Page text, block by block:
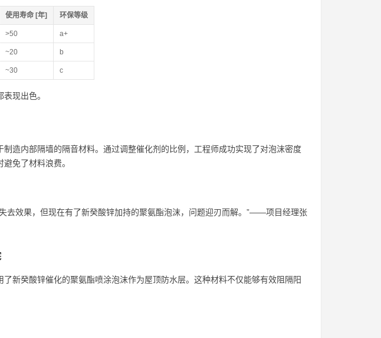
使用寿命 [年] 环保等级
>50 a+
~20 b
~30 c
现出色。
造内部隔墙的隔音材料。通过调整催化剂的比例，工程师成功实现了对泡沫密度
免了材料浪费。
去效果，但现在有了新癸酸锌加持的聚氨酯泡沫，问题迎刃而解。”——项目经理张
新癸酸锌催化的聚氨酯喷涂泡沫作为屋顶防水层。这种材料不仅能够有效阻隔阳